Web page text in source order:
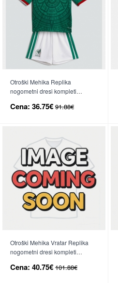
Otroški Mehika Replika
nogometni dresi kompleti
(+ hlače)
Cena: 36.75€ 91.88€
Otroški Mehika Vratar Replika
nogometni dresi kompleti
(+ hlače)
Cena: 40.75€ 101.88€